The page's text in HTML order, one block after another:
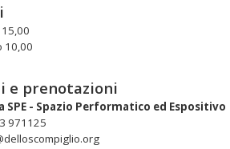
10,00
e prenotazioni
- Spazio Performatico ed Espositivo
971125